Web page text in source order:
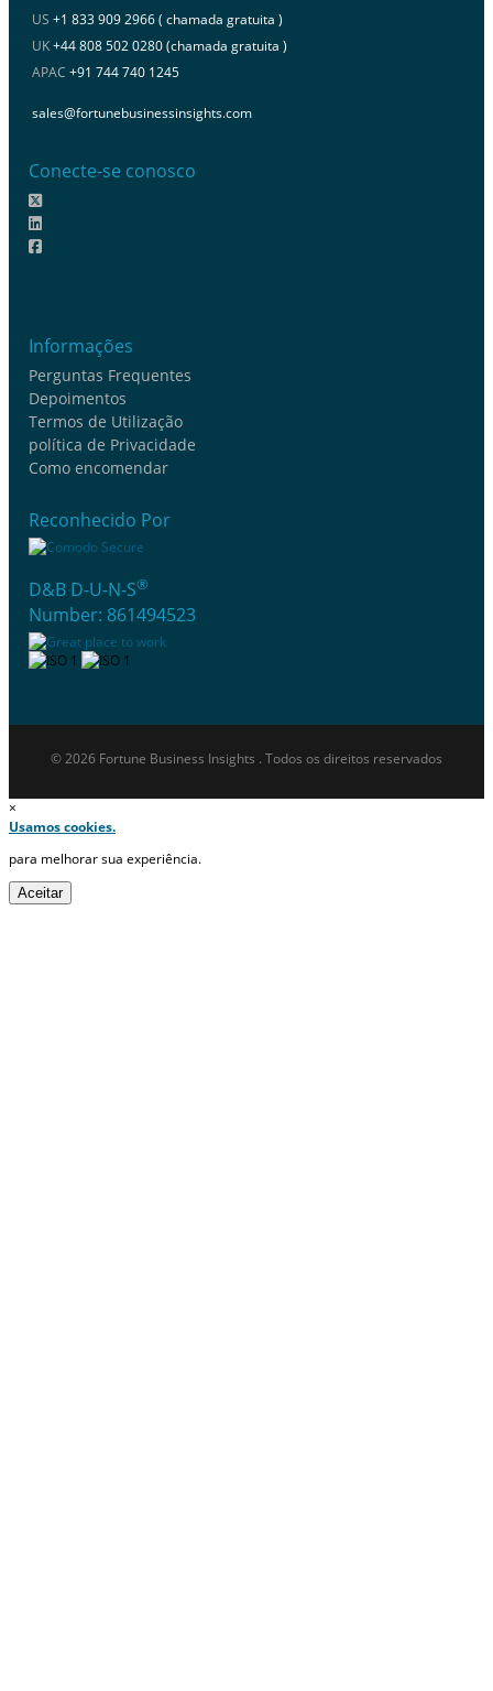
US +1 833 909 2966 ( chamada gratuita )
UK+44 808 502 0280 (chamada gratuita )
APAC +91 744 740 1245
sales@fortunebusinessinsights.com
Conecte-se conosco
Informações
Perguntas Frequentes
Depoimentos
Termos de Utilização
política de Privacidade
Como encomendar
Reconhecido Por
D&B D-U-N-S®
Number: 861494523
© 2026 Fortune Business Insights . Todos os direitos reservados
×
Usamos cookies.
para melhorar sua experiência.
Aceitar